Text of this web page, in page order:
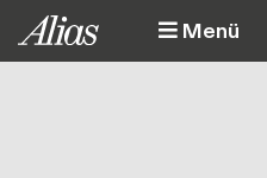
Direkt zum Inhalt
Menü